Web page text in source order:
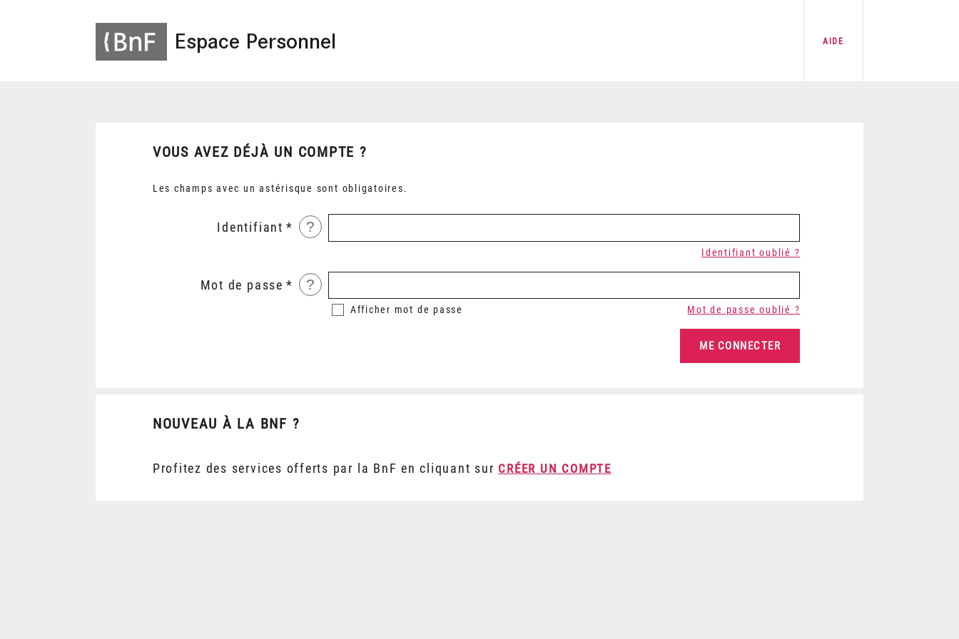
Espace Personnel AIDE
VOUS AVEZ DÉJÀ UN COMPTE ?
Les champs avec un astérisque sont obligatoires.
Identifiant ?
Identifiant oublié ?
Mot de passe ?
Afficher mot de passe Mot de passe oublié ?
NOUVEAU À LA BNF ?
Profitez des services offerts par la BnF en cliquant sur CRÉER UN COMPTE